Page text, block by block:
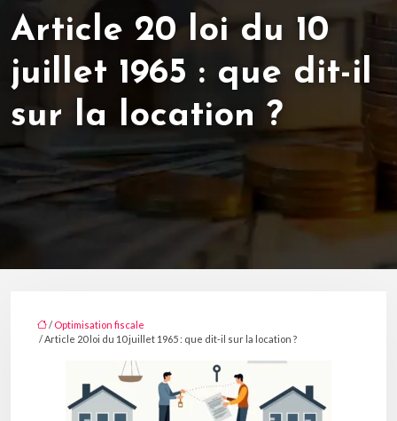
Article 20 loi du 10
juillet 1965 : que dit-il
sur la location ?
/ Optimisation fiscale
/ Article 20 loi du 10 juillet 1965 : que dit-il sur la location ?